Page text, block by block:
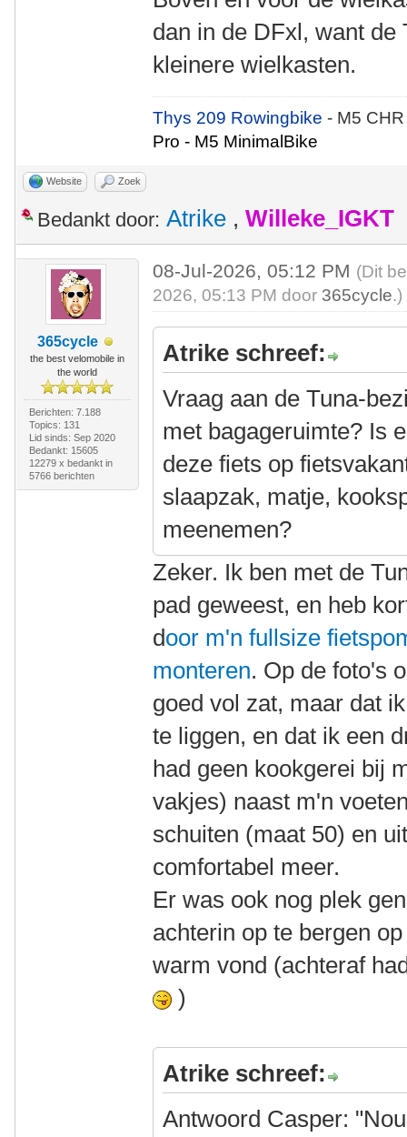
dan in de DFxl, want de
kleinere wielkasten.
Thys 209 Rowingbike- M5
Pro - M5 MinimalBike
Website Zoek
Bedankt door: Atrike , Willeke_IGKT
365cycle
the best velomobile in
the world
Berichten: 7.188
Topics: 131
Lid sinds: Sep 2020
Bedankt: 15605
12279 x bedankt in
5766 berichten
08-Jul-2026, 05:12 PM (Dit
2026, 05:13 PM door 365cycle.)
Atrike schreef:
Vraag aan de Tuna-
met bagageruimte? Is
deze fiets op
slaapzak, matje,
meenemen?
Zeker. Ik ben met de
pad geweest, en heb
door m'n fullsize
monteren. Op de foto's
goed vol zat, maar dat
te liggen, en dat ik een
had geen kookgerei bij
vakjes) naast m'n
schuiten (maat 50) en
comfortabel meer.
Er was ook nog plek
achterin op te bergen
warm vond (achteraf
)
Atrike schreef:
Antwoord Casper: